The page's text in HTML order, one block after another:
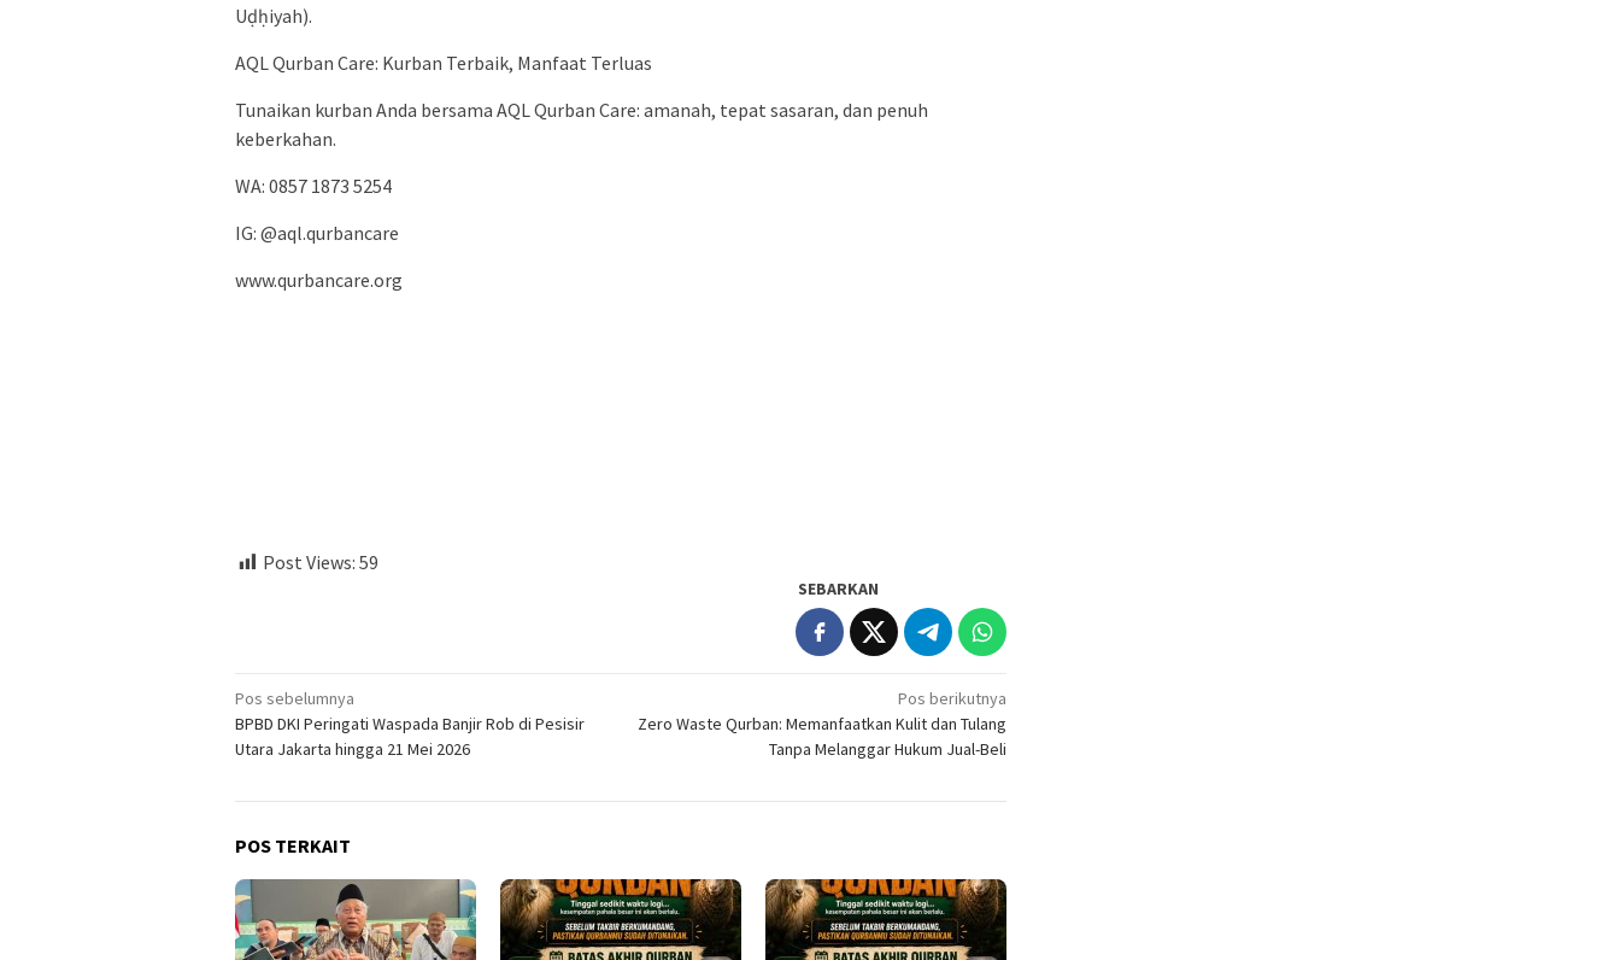
Uḍḥiyah).
AQL Qurban Care: Kurban Terbaik, Manfaat Terluas
Tunaikan kurban Anda bersama AQL Qurban Care: amanah, tepat sasaran, dan penuh
keberkahan.
WA: 0857 1873 5254
IG: @aql.qurbancare
www.qurbancare.org
Post Views: 59
SEBARKAN
Navigasi
pos
Pos sebelumnya
BPBD DKI Peringati Waspada Banjir Rob di Pesisir
Utara Jakarta hingga 21 Mei 2026
Pos berikutnya
Zero Waste Qurban: Memanfaatkan Kulit dan Tulang
Tanpa Melanggar Hukum Jual-Beli
POS TERKAIT